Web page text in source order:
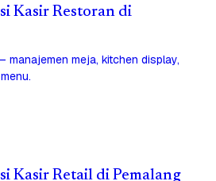
Kasir Restoran di
manajemen meja, kitchen display,
Kasir Retail di Pemalang